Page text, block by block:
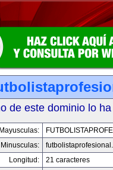
de este dominio lo
Mayusculas:
Minusculas:
Longitud:
21 caracteres